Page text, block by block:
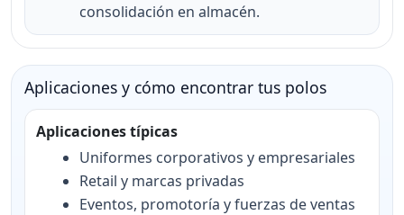
consolidación en almacén.
Aplicaciones y cómo encontrar tus polos
Aplicaciones típicas
Uniformes corporativos y empresariales
Retail y marcas privadas
Eventos, promotoría y fuerzas de ventas